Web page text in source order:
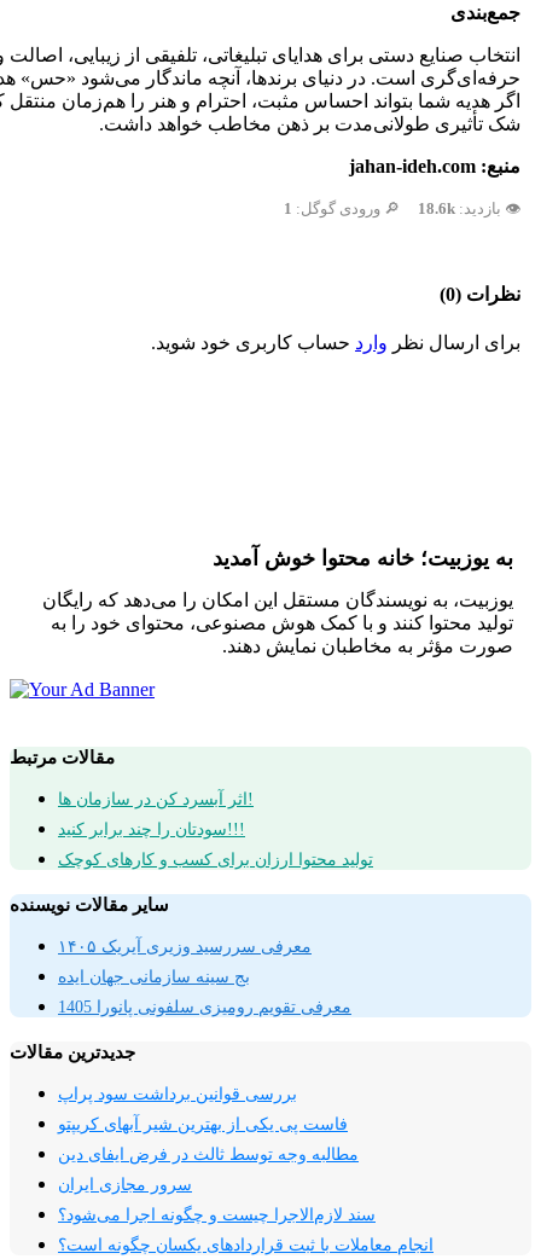
جمع‌بندی
انتخاب صنایع دستی برای هدایای تبلیغاتی، تلفیقی از زیبایی، اصالت
حرفه‌ای‌گری است. در دنیای برندها، آنچه ماندگار می‌شود «حس»
اگر هدیه شما بتواند احساس مثبت، احترام و هنر را هم‌زمان منتقل
شک تأثیری طولانی‌مدت بر ذهن مخاطب خواهد داشت.
منبع: jahan‑ideh.com
👁️ بازدید: 18.6k 🔎 ورودی گوگل: 1
نظرات (0)
برای ارسال نظر وارد حساب کاربری خود شوید.
به یوزبیت؛ خانه محتوا خوش آمدید
یوزبیت، به نویسندگان مستقل این امکان را می‌دهد که رایگان
تولید محتوا کنند و با کمک هوش مصنوعی، محتوای خود را به
صورت مؤثر به مخاطبان نمایش دهند.
مقالات مرتبط
اثر آبسرد کن در سازمان ها!
سودتان را چند برابر کنید!!!
تولید محتوا ارزان برای کسب و کارهای کوچک
سایر مقالات نویسنده
معرفی سررسید وزیری آیریک ۱۴۰۵
بج سینه سازمانی جهان ایده
معرفی تقویم رومیزی سلفونی پانورا 1405
جدیدترین مقالات
بررسی قوانین برداشت سود پراپ
فاست پی یکی از بهترین شیر آبهای کریپتو
مطالبه وجه توسط ثالث در فرض ایفای دین
سرور مجازی ایران
سند لازم‌الاجرا چیست و چگونه اجرا می‌شود؟
انجام معاملات با ثبت قراردادهای یکسان چگونه است؟